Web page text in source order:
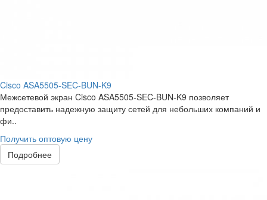
Cisco ASA5505-SEC-BUN-K9
Межсетевой экран Cisco ASA5505-SEC-BUN-K9 позволяет
предоставить надежную защиту сетей для небольших компаний и
фи..
Получить оптовую цену
Подробнее